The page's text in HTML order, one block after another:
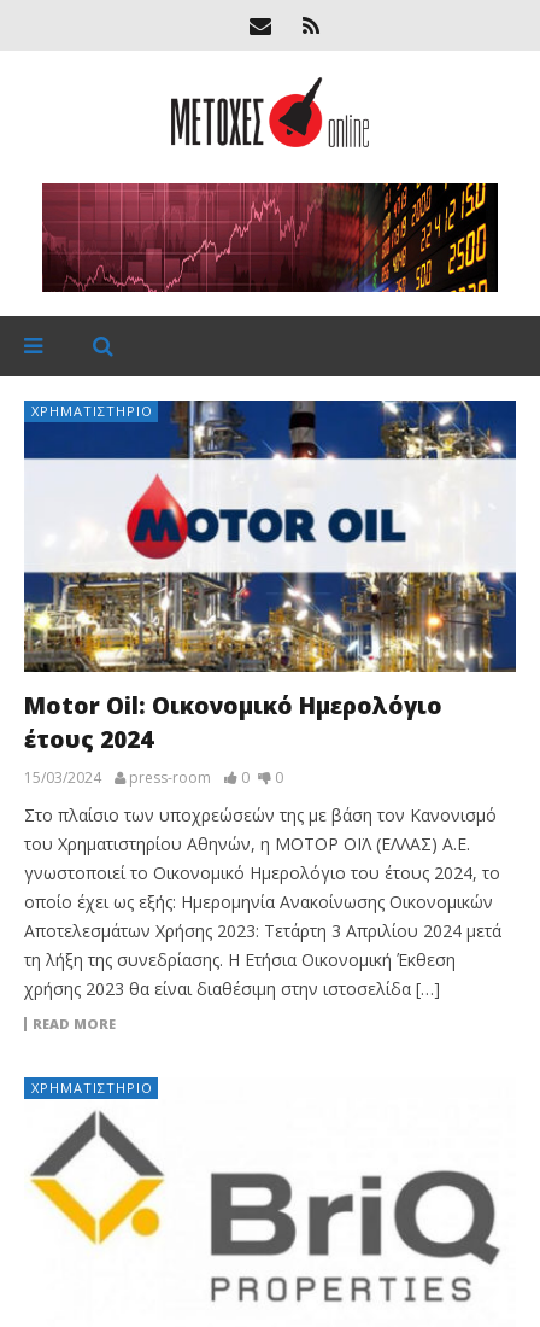
ΧΡΗΜΑΤΙΣΤΉΡΙΟ
Motor Oil: Οικονομικό Ημερολόγιο
έτους 2024
15/03/2024 press-room 0 0
Στο πλαίσιο των υποχρεώσεών της με βάση τον Κανονισμό
του Χρηματιστηρίου Αθηνών, η ΜΟΤΟΡ ΟΪΛ (ΕΛΛΑΣ) Α.Ε.
γνωστοποιεί το Οικονομικό Ημερολόγιο του έτους 2024, το
οποίο έχει ως εξής: Ημερομηνία Ανακοίνωσης Οικονομικών
Αποτελεσμάτων Χρήσης 2023: Τετάρτη 3 Απριλίου 2024 μετά
τη λήξη της συνεδρίασης. Η Ετήσια Οικονομική Έκθεση
χρήσης 2023 θα είναι διαθέσιμη στην ιστοσελίδα […]
READ MORE
ΧΡΗΜΑΤΙΣΤΉΡΙΟ